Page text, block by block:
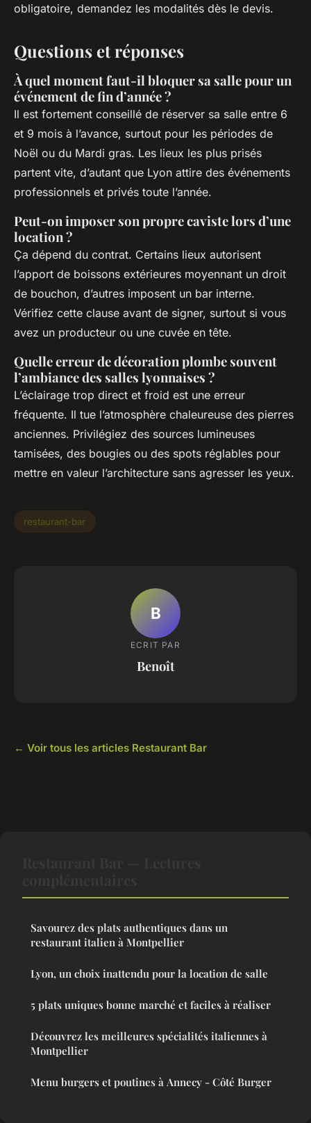
obligatoire, demandez les modalités dès le devis.
Questions et réponses
À quel moment faut-il bloquer sa salle pour un
événement de fin d’année ?
Il est fortement conseillé de réserver sa salle entre 6
et 9 mois à l’avance, surtout pour les périodes de
Noël ou du Mardi gras. Les lieux les plus prisés
partent vite, d’autant que Lyon attire des événements
professionnels et privés toute l’année.
Peut-on imposer son propre caviste lors d’une
location ?
Ça dépend du contrat. Certains lieux autorisent
l’apport de boissons extérieures moyennant un droit
de bouchon, d’autres imposent un bar interne.
Vérifiez cette clause avant de signer, surtout si vous
avez un producteur ou une cuvée en tête.
Quelle erreur de décoration plombe souvent
l’ambiance des salles lyonnaises ?
L’éclairage trop direct et froid est une erreur
fréquente. Il tue l’atmosphère chaleureuse des pierres
anciennes. Privilégiez des sources lumineuses
tamisées, des bougies ou des spots réglables pour
mettre en valeur l’architecture sans agresser les yeux.
restaurant-bar
B
ECRIT PAR
Benoît
← Voir tous les articles Restaurant Bar
Savourez des plats authentiques dans un
restaurant italien à Montpellier
Lyon, un choix inattendu pour la location de salle
5 plats uniques bonne marché et faciles à réaliser
Découvrez les meilleures spécialités italiennes à
Montpellier
Menu burgers et poutines à Annecy - Côté Burger